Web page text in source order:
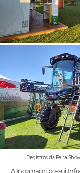
Registros da Feira
A Incomagri possui